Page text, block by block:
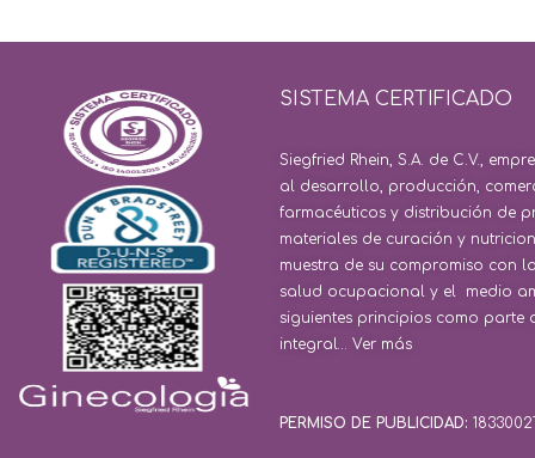
SISTEMA CERTIFICADO
Siegfried Rhein, S.A. de C.V.,
al desarrollo, producción,
farmacéuticos y distribución de
materiales de curación y
muestra de su compromiso con
salud ocupacional y el medio
siguientes principios como parte
integral… Ver más
PERMISO DE PUBLICIDAD: